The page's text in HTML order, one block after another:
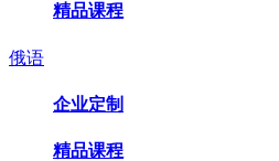
精品课程
俄语
企业定制
精品课程